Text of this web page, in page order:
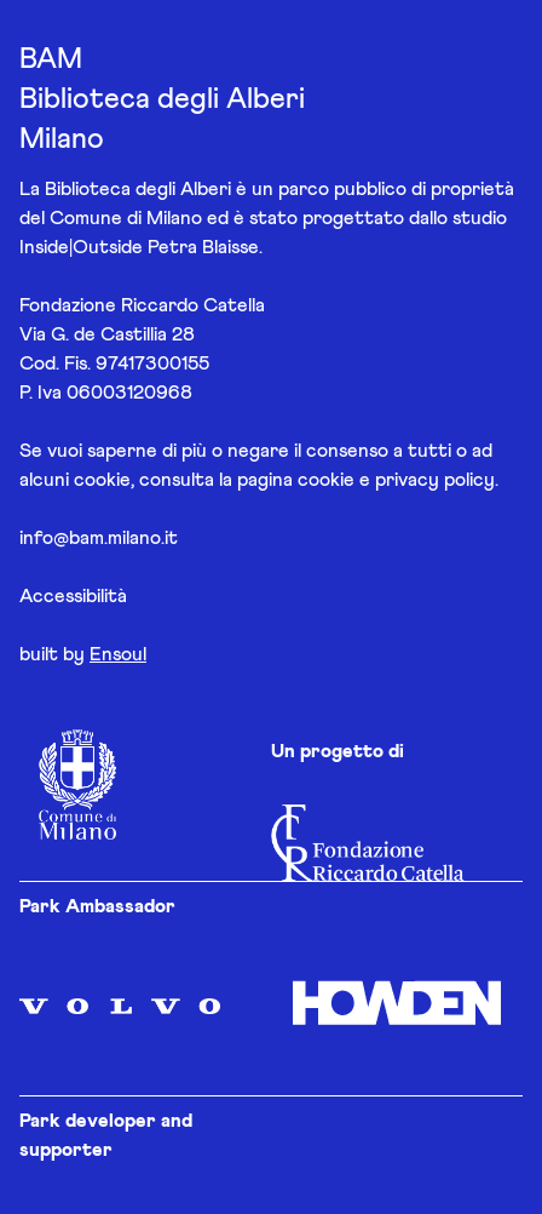
BAM
Biblioteca degli Alberi
Milano
La Biblioteca degli Alberi è un parco pubblico di proprietà
del Comune di Milano ed è stato progettato dallo studio
Inside|Outside Petra Blaisse.
Fondazione Riccardo Catella
Via G. de Castillia 28
Cod. Fis. 97417300155
P. Iva 06003120968
Se vuoi saperne di più o negare il consenso a tutti o ad
alcuni cookie, consulta la pagina cookie e privacy policy.
info@bam.milano.it
Accessibilità
built by Ensoul
Un progetto di
Park Ambassador
Park developer and
supporter